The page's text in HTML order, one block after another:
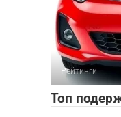
Рейтинги
Топ